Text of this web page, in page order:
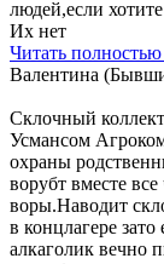
людей,если
Их нет
Читать
Валентина
Склочный
Усмансом
охраны
ворубт вместе
воры.Наводит
в концлагере
алкаголик вечно